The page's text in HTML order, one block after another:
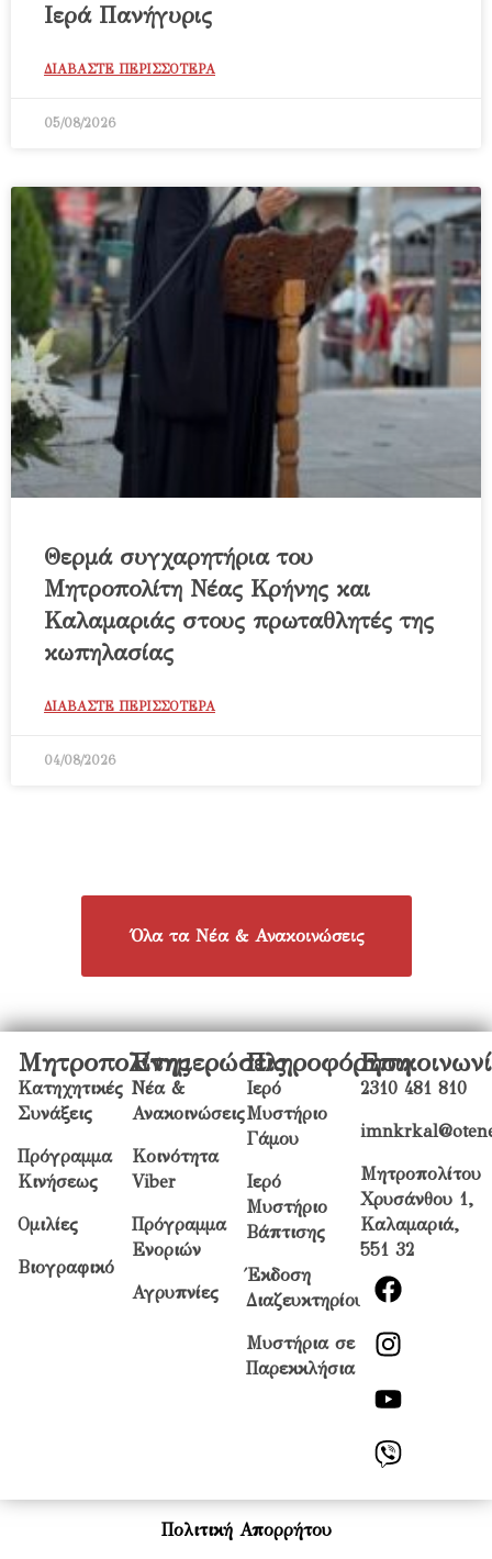
Ιερά Πανήγυρις
ΔΙΑΒΑΣΤΕ ΠΕΡΙΣΣΟΤΕΡΑ
05/08/2026
Θερμά συγχαρητήρια του
Μητροπολίτη Νέας Κρήνης και
Καλαμαριάς στους πρωταθλητές της
κωπηλασίας
ΔΙΑΒΑΣΤΕ ΠΕΡΙΣΣΟΤΕΡΑ
04/08/2026
Όλα τα Νέα & Ανακοινώσεις
Μητροπολίτης
Κατηχητικές
Συνάξεις
Πρόγραμμα
Κινήσεως
Ομιλίες
Βιογραφικό
Ενημερώσεις
Νέα &
Ανακοινώσεις
Κοινότητα
Viber
Πρόγραμμα
Ενοριών
Αγρυπνίες
Πληροφόρηση
Ιερό
Μυστήριο
Γάμου
Ιερό
Μυστήριο
Βάπτισης
Έκδοση
Διαζευκτηρίου
Μυστήρια σε
Παρεκκλήσια
2310 481 810
Μητροπολίτου
Χρυσάνθου 1,
Καλαμαριά,
551 32
Πολιτική Απορρήτου